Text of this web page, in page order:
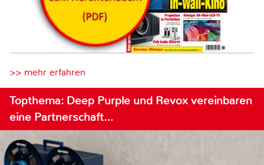
>> mehr erfahren
Topthema: Deep Purple und Revox vereinbaren
eine Partnerschaft…